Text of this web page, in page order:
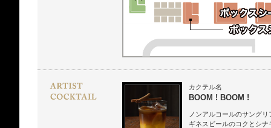
カクテル名
BOOM ! BOOM !
ノンアルコールのサング
ギネスビールのコクとシ